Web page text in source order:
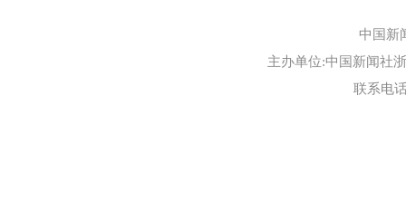
中国新
主办单位:中国新闻社
联系电